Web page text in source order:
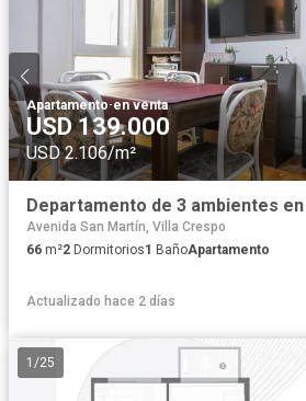
Apartamento·en venta
USD 139.000
USD 2.106/m²
Departamento de 3 ambientes
Avenida San Martín, Villa Crespo
66 m²2 Dormitorios1 BañoApartamento
Actualizado hace 2 días
1 /25